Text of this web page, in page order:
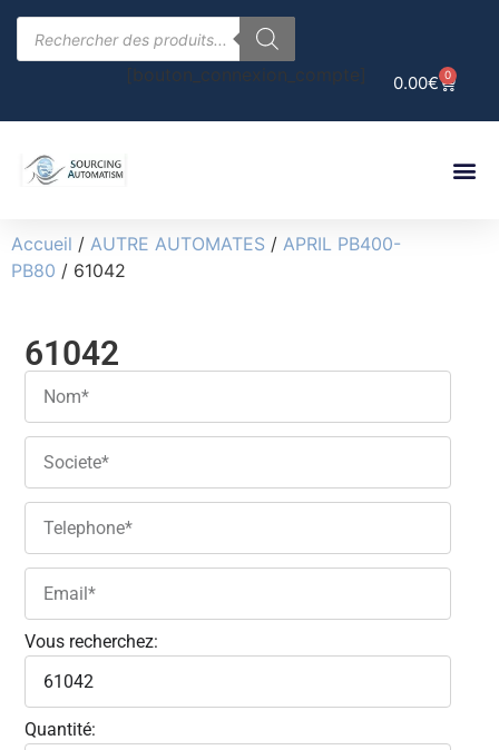
0.00€ 0
[bouton_connexion_compte]
Accueil / AUTRE AUTOMATES / APRIL PB400-
PB80 / 61042
61042
Vous recherchez:
Quantité: